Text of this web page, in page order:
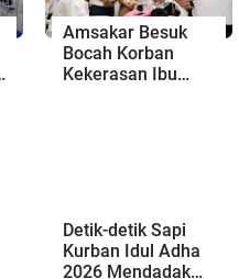
Amsakar Besuk
Bocah Korban
Kekerasan Ibu
Detik-detik Sapi
Kurban Idul Adha
2026 Mendadak